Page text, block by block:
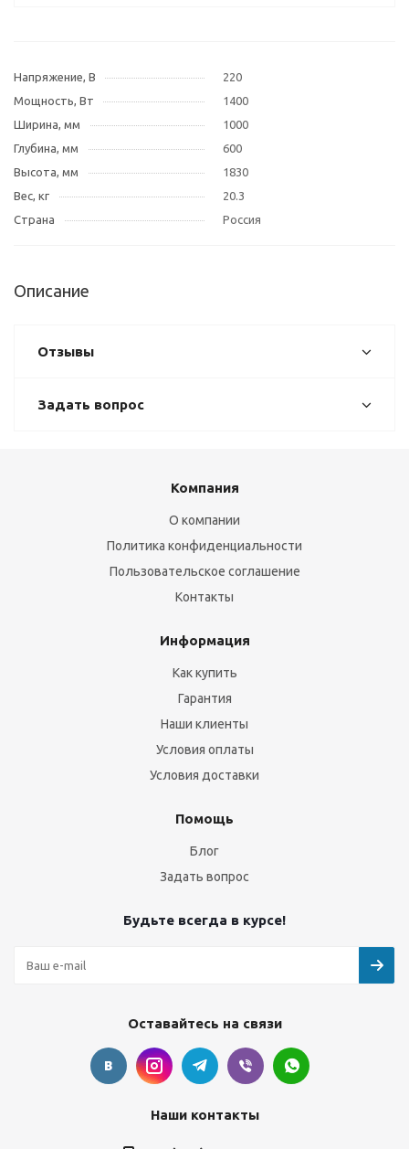
Напряжение, В
220
Мощность, Вт
1400
Ширина, мм
1000
Глубина, мм
600
Высота, мм
1830
Вес, кг
20.3
Страна
Россия
Описание
Отзывы
Задать вопрос
Компания
О компании
Политика конфиденциальности
Пользовательское соглашение
Контакты
Информация
Как купить
Гарантия
Наши клиенты
Условия оплаты
Условия доставки
Помощь
Блог
Задать вопрос
Будьте всегда в курсе!
Оставайтесь на связи
Наши контакты